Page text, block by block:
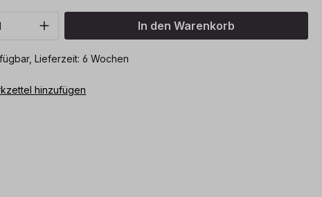
Anzahl: Gib den gewünschten Wert
In den Warenkorb
Lieferzeit: 6 Wochen
hinzufügen